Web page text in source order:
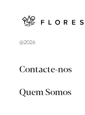
@2026
Contacte-nos
Quem Somos